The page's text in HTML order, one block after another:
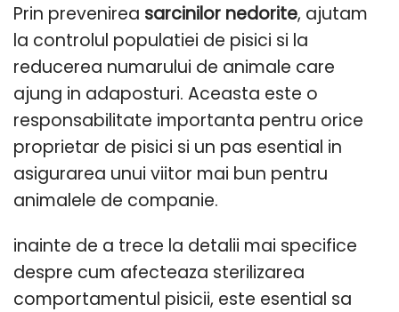
Prin prevenirea sarcinilor nedorite, ajutam
la controlul populatiei de pisici si la
reducerea numarului de animale care
ajung in adaposturi. Aceasta este o
responsabilitate importanta pentru orice
proprietar de pisici si un pas esential in
asigurarea unui viitor mai bun pentru
animalele de companie.
inainte de a trece la detalii mai specifice
despre cum afecteaza sterilizarea
comportamentul pisicii, este esential sa